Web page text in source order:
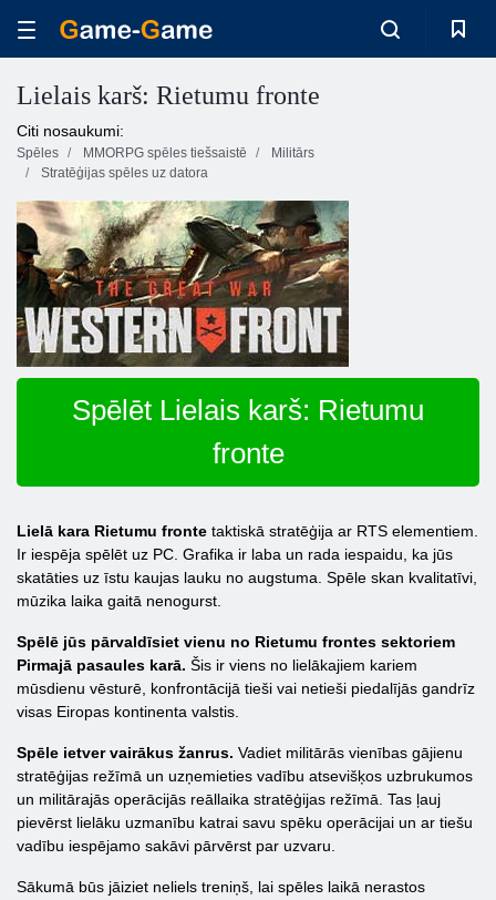
Lielais karš: Rietumu fronte
Citi nosaukumi:
Spēles MMORPG spēles tiešsaistē
Militārs
Stratēģijas spēles uz datora
Spēlēt Lielais karš: Rietumu
fronte
Lielā kara Rietumu fronte taktiskā stratēģija ar RTS elementiem.
Ir iespēja spēlēt uz PC. Grafika ir laba un rada iespaidu, ka jūs
skatāties uz īstu kaujas lauku no augstuma. Spēle skan kvalitatīvi,
mūzika laika gaitā nenogurst.
Spēlē jūs pārvaldīsiet vienu no Rietumu frontes sektoriem
Pirmajā pasaules karā. Šis ir viens no lielākajiem kariem
mūsdienu vēsturē, konfrontācijā tieši vai netieši piedalījās gandrīz
visas Eiropas kontinenta valstis.
Spēle ietver vairākus žanrus. Vadiet militārās vienības gājienu
stratēģijas režīmā un uzņemieties vadību atsevišķos uzbrukumos
un militārajās operācijās reāllaika stratēģijas režīmā. Tas ļauj
pievērst lielāku uzmanību katrai savu spēku operācijai un ar tiešu
vadību iespējamo sakāvi pārvērst par uzvaru.
Sākumā būs jāiziet neliels treniņš, lai spēles laikā nerastos